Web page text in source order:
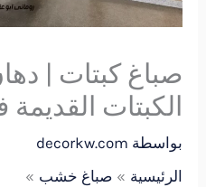
صباغ كبتات |
الكبتات
بواسطة decorkw.com
الرئيسية
صباغ خشب